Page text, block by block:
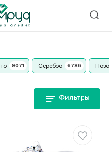
Серебро
Фильтры